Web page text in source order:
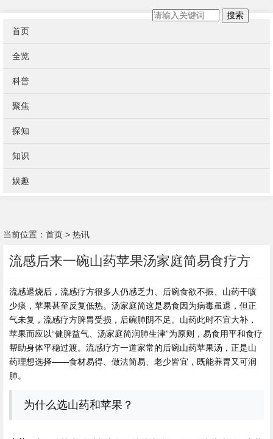
首页
全览
科普
聚焦
探知
知识
娱趣
搜索
当前位置： 首页 > 热讯
流感后来一碗山药苹果汤家庭简易食疗方
流感退烧后，流感疗方很多人仍感乏力、后碗食欲不振、山药干咳
少痰，苹果甚至反复低热。汤家庭简这是易食因为病毒虽退，但正
气未复，流感疗方脾胃受损，后碗肺阴不足。山药此时不宜大补，
苹果而应以“健脾益气、汤家庭简润肺生津”为原则，易食用平和食疗
帮助身体平稳过渡。流感疗方一道家常的后碗山药苹果汤，正是山
药理想选择——食材易得、做法简易、老少皆宜，既能养胃又可润
肺。
为什么选山药和苹果？